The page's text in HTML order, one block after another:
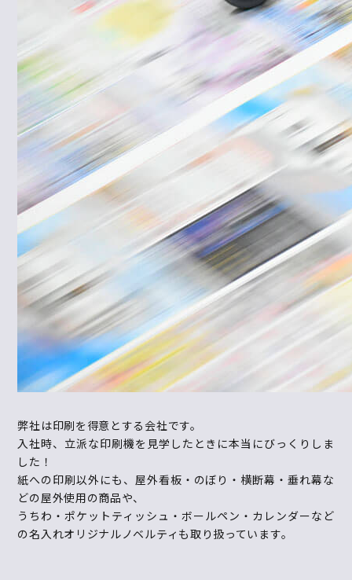
弊社は印刷を得意とする会社です。
入社時、立派な印刷機を見学したときに本当にびっくりしま
した！
紙への印刷以外にも、屋外看板・のぼり・横断幕・垂れ幕な
どの屋外使用の商品や、
うちわ・ポケットティッシュ・ボールペン・カレンダーなど
の名入れオリジナルノベルティも取り扱っています。